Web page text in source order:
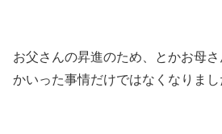
お父さんの昇進のため、とかお母
かいった事情だけではなくなりまし